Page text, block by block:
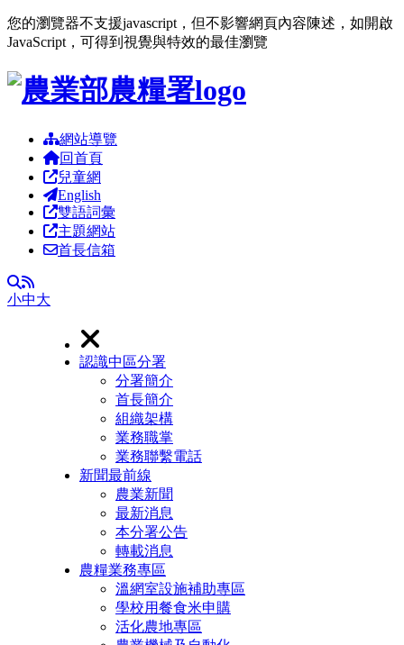
您的瀏覽器不支援javascript，但不影響網頁內容陳述，如開啟
JavaScript，可得到視覺與特效的最佳瀏覽
跳到主要內容區塊
網站導覽
回首頁
兒童網
English
雙語詞彙
主題網站
首長信箱
全文檢索
RSS
小中大
認識中區分署
分署簡介
首長簡介
組織架構
業務職掌
業務聯繫電話
新聞最前線
農業新聞
最新消息
本分署公告
轉載消息
農糧業務專區
溫網室設施補助專區
學校用餐食米申購
活化農地專區